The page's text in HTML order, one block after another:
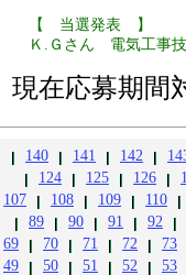
【 当選発表 】
Ｋ.Ｇさん 電気工事
現在応募期間
142
141
140
126
125
124
110
109
108
107
92
91
90
89
73
72
71
70
69
53
52
51
50
49